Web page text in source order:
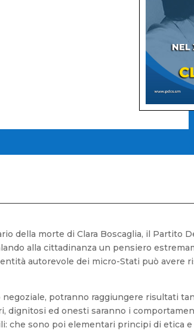
della morte di Clara Boscaglia, il Partito
alla cittadinanza un pensiero
autorevole dei micro-Stati può avere
potranno raggiungere risultati
dignitosi ed onesti saranno i
che sono poi elementari principi di etica